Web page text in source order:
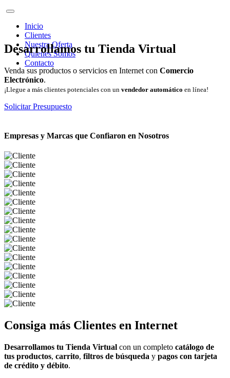
Inicio
Clientes
Nuestra Oferta
Quienes Somos
Contacto
Desarrollamos tu Tienda Virtual
Venda sus productos o servicios en Internet con Comercio
Electrónico.
¡Llegue a más clientes potenciales con un vendedor automático en línea!
Solicitar Presupuesto
Empresas y Marcas que Confiaron en Nosotros
Consiga más Clientes en Internet
Desarrollamos tu Tienda Virtual con un completo catálogo de
tus productos, carrito, filtros de búsqueda y pagos con tarjeta
de crédito y débito.